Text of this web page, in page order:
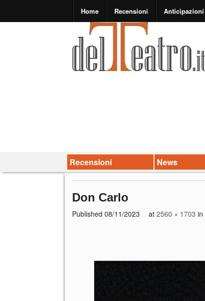
Home Recensioni Anticipazioni
Recensioni News
Don Carlo
Published 08/11/2023 at 2560 × 1703 in